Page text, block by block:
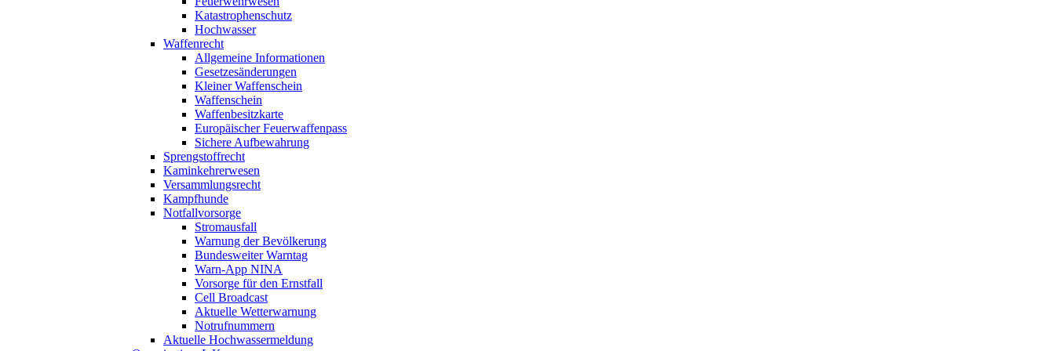
Katastrophenschutz
Hochwasser
Waffenrecht
Allgemeine Informationen
Gesetzesänderungen
Kleiner Waffenschein
Waffenschein
Waffenbesitzkarte
Europäischer Feuerwaffenpass
Sichere Aufbewahrung
Sprengstoffrecht
Kaminkehrerwesen
Versammlungsrecht
Kampfhunde
Notfallvorsorge
Stromausfall
Warnung der Bevölkerung
Bundesweiter Warntag
Warn-App NINA
Vorsorge für den Ernstfall
Cell Broadcast
Aktuelle Wetterwarnung
Notrufnummern
Aktuelle Hochwassermeldung